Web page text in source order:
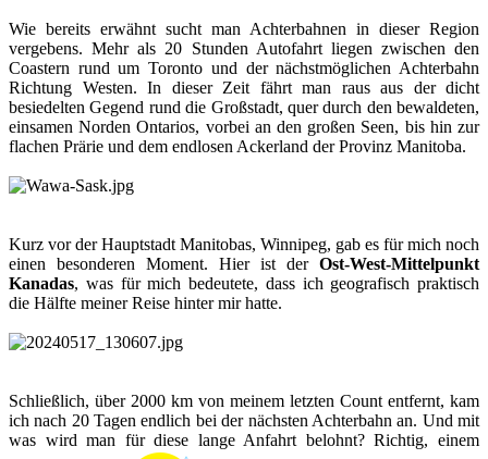
Wie bereits erwähnt sucht man Achterbahnen in dieser Region
vergebens. Mehr als 20 Stunden Autofahrt liegen zwischen den
Coastern rund um Toronto und der nächstmöglichen Achterbahn
Richtung Westen. In dieser Zeit fährt man raus aus der dicht
besiedelten Gegend rund die Großstadt, quer durch den bewaldeten,
einsamen Norden Ontarios, vorbei an den großen Seen, bis hin zur
flachen Prärie und dem endlosen Ackerland der Provinz Manitoba.
Kurz vor der Hauptstadt Manitobas, Winnipeg, gab es für mich noch
einen besonderen Moment. Hier ist der Ost-West-Mittelpunkt
Kanadas, was für mich bedeutete, dass ich geografisch praktisch
die Hälfte meiner Reise hinter mir hatte.
Schließlich, über 2000 km von meinem letzten Count entfernt, kam
ich nach 20 Tagen endlich bei der nächsten Achterbahn an. Und mit
was wird man für diese lange Anfahrt belohnt? Richtig, einem